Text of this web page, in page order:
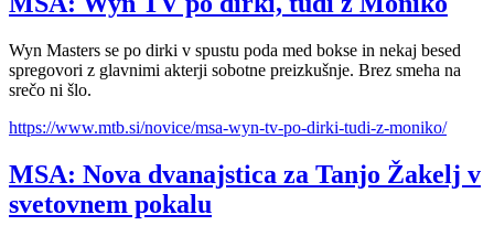
Wyn Masters se po dirki v spustu poda med bokse in nekaj besed
spregovori z glavnimi akterji sobotne preizkušnje. Brez smeha na
srečo ni šlo.
https://www.mtb.si/novice/msa-wyn-tv-po-dirki-tudi-z-moniko/
MSA: Nova dvanajstica za Tanjo Žakelj v
svetovnem pokalu